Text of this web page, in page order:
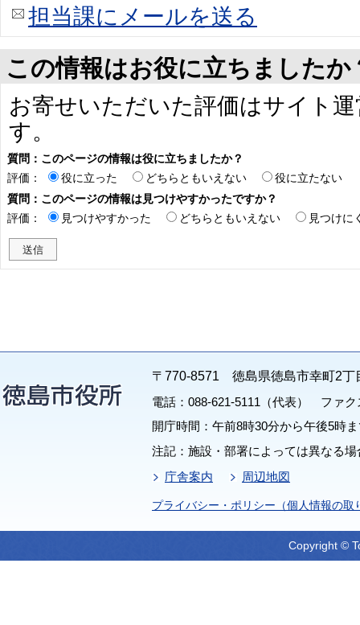
担当課にメールを送る
この情報はお役に立ちましたか
お寄せいただいた評価はサイト
す。
質問：このページの情報は役に立ちましたか？
評価：
役に立った どちらともいえない
役に立たない
質問：このページの情報は見つけやすかったですか？
評価：
見つけやすかった どちらともいえない 見つけに
〒770-8571 徳島県徳島市幸町2丁
電話：088-621-5111（代表） ファク
開庁時間：午前8時30分から午後5時
注記：施設・部署によっては異なる
庁舎案内
周辺地図
プライバシー・ポリシー（個人情報の取
Copyright ©